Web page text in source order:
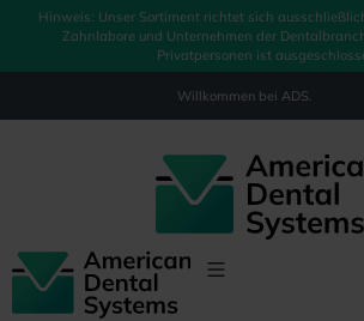
springen
Hinweis: Unser Sortiment richtet sich
Zahnlabore und Unternehmen der
Privatpersonen ist
Willkommen bei ADS.